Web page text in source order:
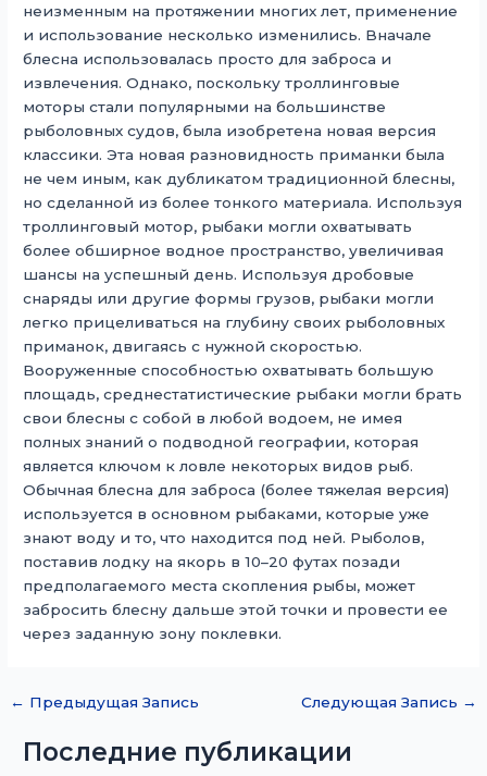
неизменным на протяжении многих лет, применение
и использование несколько изменились. Вначале
блесна использовалась просто для заброса и
извлечения. Однако, поскольку троллинговые
моторы стали популярными на большинстве
рыболовных судов, была изобретена новая версия
классики. Эта новая разновидность приманки была
не чем иным, как дубликатом традиционной блесны,
но сделанной из более тонкого материала. Используя
троллинговый мотор, рыбаки могли охватывать
более обширное водное пространство, увеличивая
шансы на успешный день. Используя дробовые
снаряды или другие формы грузов, рыбаки могли
легко прицеливаться на глубину своих рыболовных
приманок, двигаясь с нужной скоростью.
Вооруженные способностью охватывать большую
площадь, среднестатистические рыбаки могли брать
свои блесны с собой в любой водоем, не имея
полных знаний о подводной географии, которая
является ключом к ловле некоторых видов рыб.
Обычная блесна для заброса (более тяжелая версия)
используется в основном рыбаками, которые уже
знают воду и то, что находится под ней. Рыболов,
поставив лодку на якорь в 10–20 футах позади
предполагаемого места скопления рыбы, может
забросить блесну дальше этой точки и провести ее
через заданную зону поклевки.
← Предыдущая Запись Следующая Запись →
Последние публикации